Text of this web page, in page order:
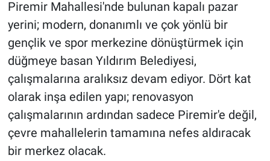
Piremir Mahallesi'nde bulunan kapalı pazar
yerini; modern, donanımlı ve çok yönlü bir
gençlik ve spor merkezine dönüştürmek için
düğmeye basan Yıldırım Belediyesi,
çalışmalarına aralıksız devam ediyor. Dört kat
olarak inşa edilen yapı; renovasyon
çalışmalarının ardından sadece Piremir'e değil,
çevre mahallelerin tamamına nefes aldıracak
bir merkez olacak.